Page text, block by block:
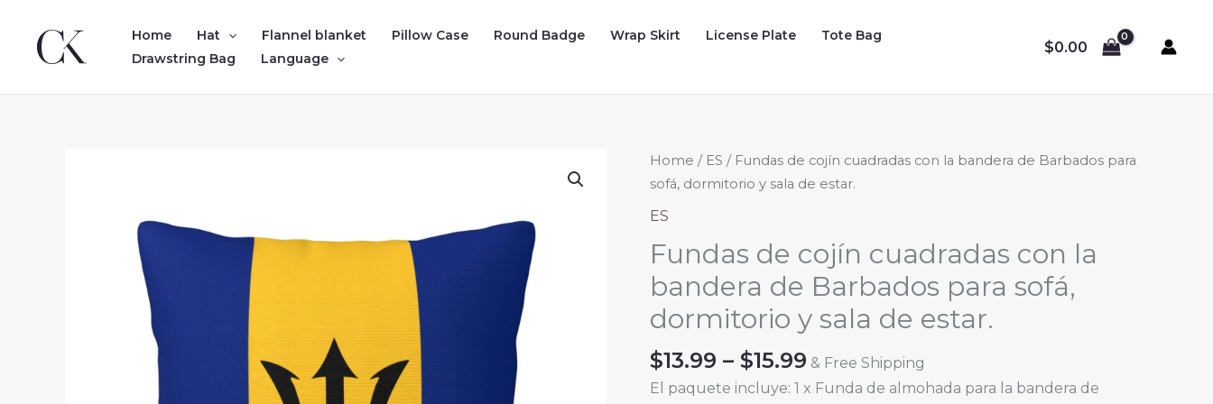
content
Home Hat Flannel blanket Pillow Case Round Badge Wrap Skirt License Plate
Tote Bag
Drawstring Bag
Language
$0.00
Home / ES / Fundas de cojín cuadradas con la bandera de Barbados para
sofá, dormitorio y sala de estar.
ES
Fundas de cojín cuadradas con la
bandera de Barbados para sofá,
dormitorio y sala de estar.
$13.99 – $15.99 Price
range:
& Free Shipping
El paquete incluye: 1 x Funda de almohada para la bandera de